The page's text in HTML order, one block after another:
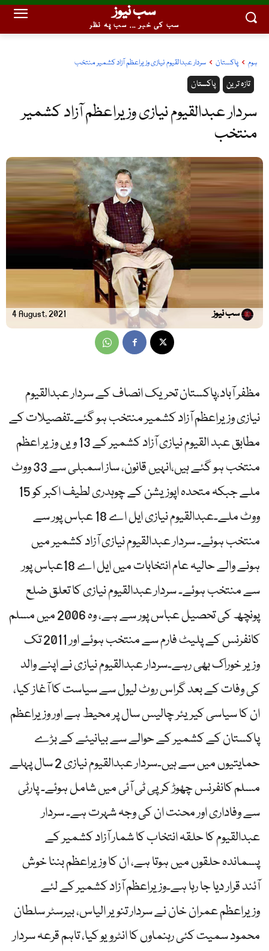
سب نیوز
سب کی خبر ... سب پہ نظر
ہوم پاکستان سردار عبدالقیوم نیازی وزیراعظم آزاد کشمیر منتخب
پاکستان تازہ ترین
سردار عبدالقیوم نیازی وزیراعظم آزاد کشمیر
منتخب
4 August, 2021 سب نیوز
مظفر آباد،پاکستان تحریک انصاف کے سردار عبدالقیوم
نیازی وزیراعظم آزاد کشمیر منتخب ہو گئے۔تفصیلات کے
مطابق عبد القیوم نیازی آزاد کشمیر کے 13 ویں وزیر اعظم
منتخب ہو گئے ہیں،انہیں قانون، ساز اسمبلی سے 33 ووٹ
ملے جبکہ متحدہ اپوزیشن کے چوہدری لطیف اکبر کو 15
ووٹ ملے۔عبدالقیوم نیازی ایل اے 18 عباس پور سے
منتخب ہوئے۔ سردار عبدالقیوم نیازی آزاد کشمیر میں
ہونے والے حالیہ عام انتخابات میں ایل اے 18عباس پور
سے منتخب ہوئے۔ سردار عبدالقیوم نیازی کا تعلق ضلع
پونچھ کی تحصیل عباس پور سے ہے، وہ 2006 میں مسلم
کانفرنس کے پلیٹ فارم سے منتخب ہوئے اور 2011 تک
وزیر خوراک بھی رہے۔سردار عبدالقیوم نیازی نے اپنے والد
کی وفات کے بعد گراس روٹ لیول سے سیاست کا آغاز کیا،
ان کا سیاسی کیریئر چالیس سال پر محیط ہے اور وزیراعظم
پاکستان کے کشمیر کے حوالے سے بیانیئے کے بڑے
حمایتیوں میں سے ہیں۔سردار عبدالقیوم نیازی 2 سال پہلے
مسلم کانفرنس چھوڑ کر پی ٹی آئی میں شامل ہوئے۔ پارٹی
سے وفاداری اور محنت ان کی وجہ شہرت ہے۔ سردار
عبدالقیوم کا حلقہ انتخاب کا شمار آزاد کشمیر کے
پسماندہ حلقوں میں ہوتا ہے، ان کا وزیراعظم بننا خوش
آئند قرار دیا جا رہا ہے۔وزیراعظم آزاد کشمیر کے لئے
وزیراعظم عمران خان نے سردار تنویر الیاس، بیرسٹر سلطان
محمود سمیت کئی رہنماوں کا انٹرویو کیا، تاہم قرعہ سردار